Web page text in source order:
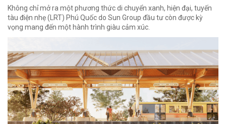
Không chỉ mở ra một phương thức di chuyển xanh, hiện đại, tuyến
tàu điện nhẹ (LRT) Phú Quốc do Sun Group đầu tư còn được kỳ
vọng mang đến một hành trình giàu cảm xúc.